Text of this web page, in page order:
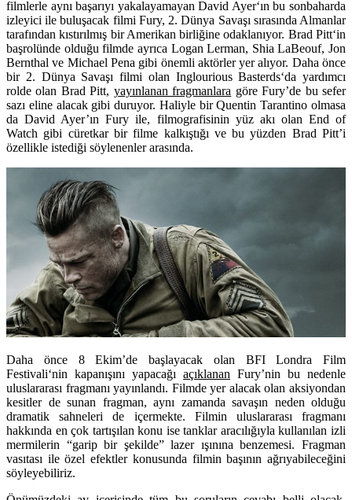
filmlerle aynı başarıyı yakalayamayanDavid Ayer‘ın bu sonbaharda
izleyici ile buluşacak filmi Fury, 2. Dünya Savaşı sırasında Almanlar
tarafından kıstırılmış bir Amerikan birliğine odaklanıyor. Brad Pitt‘in
başrolünde olduğu filmde ayrıca Logan Lerman, Shia LaBeouf, Jon
Bernthal ve Michael Pena gibi önemli aktörler yer alıyor. Daha önce
bir 2. Dünya Savaşı filmi olan Inglourious Basterds‘da yardımcı
rolde olan Brad Pitt, yayınlanan fragmanlara göre Fury’de bu sefer
sazı eline alacak gibi duruyor. Haliyle birQuentin Tarantino olmasa
da David Ayer’ın Fury ile, filmografisinin yüz akı olan End of
Watch gibi cüretkar bir filme kalkıştığı ve bu yüzden Brad Pitt’i
özellikle istediği söylenenler arasında.
Daha önce 8 Ekim’de başlayacak olan BFI Londra Film
Festivali‘nin kapanışını yapacağı açıklanan Fury’nin bu nedenle
uluslararası fragmanı yayınlandı. Filmde yer alacak olan aksiyondan
kesitler de sunan fragman, aynı zamanda savaşın neden olduğu
dramatik sahneleri de içermekte. Filmin uluslararası fragmanı
hakkında en çok tartışılan konu ise tanklar aracılığıyla kullanılan izli
mermilerin “garip bir şekilde” lazer ışınına benzemesi. Fragman
vasıtası ile özel efektler konusunda filmin başının ağrıyabileceğini
söyleyebiliriz.